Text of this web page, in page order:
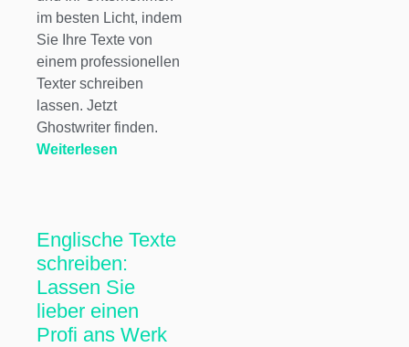
im besten Licht, indem
Sie Ihre Texte von
einem professionellen
Texter schreiben
lassen. Jetzt
Ghostwriter finden.
Weiterlesen
Englische Texte
schreiben:
Lassen Sie
lieber einen
Profi ans Werk